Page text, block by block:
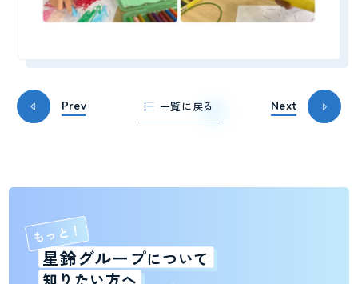
Prev 一覧に戻る Next
もっと！
星鈴グループについて
知りたい方へ